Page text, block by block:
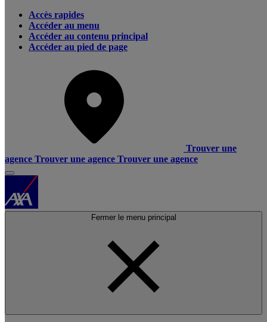
Accès rapides
Accéder au menu
Accéder au contenu principal
Accéder au pied de page
Trouver une
agence Trouver une agence Trouver une agence
Fermer le menu principal